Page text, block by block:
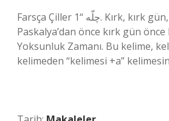
Farsça Çiller چلّه “1. Kırk, kırk gün, Hıristiyanlarda
Paskalya’dan önce kırk gün önce
Yoksunluk Zamanı. Bu kelime,
kelimeden “kelimesi +a”